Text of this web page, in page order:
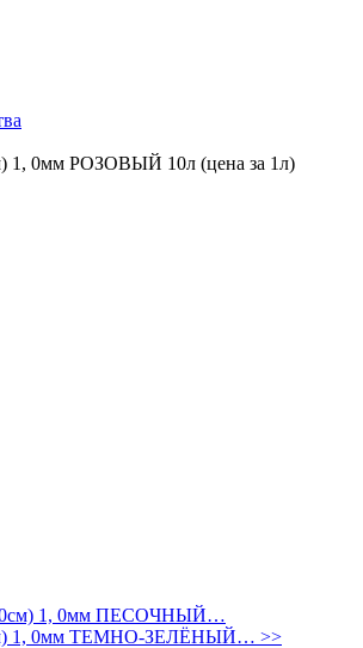
1, 0мм РОЗОВЫЙ 10л (цена за 1л)
1, 0мм ПЕСОЧНЫЙ…
1, 0мм ТЕМНО-ЗЕЛЁНЫЙ… >>